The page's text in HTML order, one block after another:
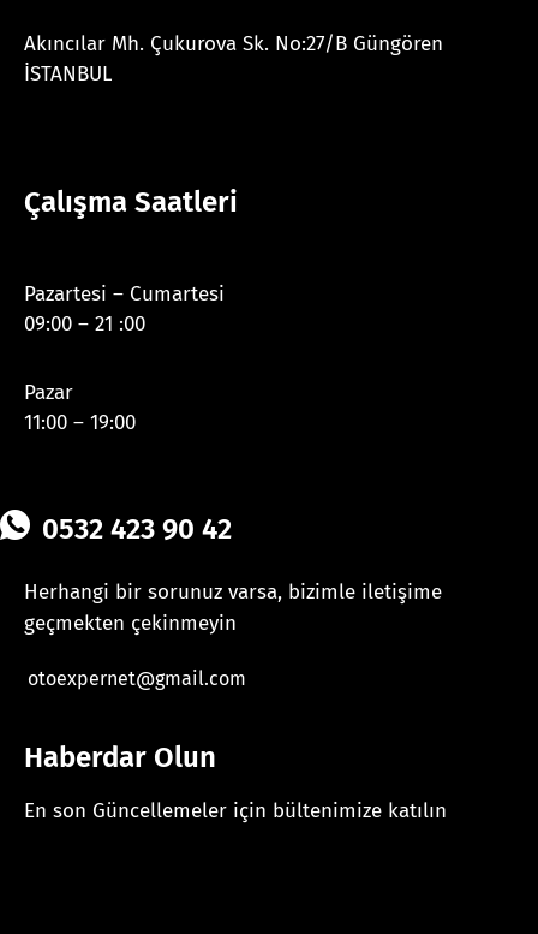
Akıncılar Mh. Çukurova Sk. No:27/B Güngören
İSTANBUL
Çalışma Saatleri
Pazartesi – Cumartesi
09:00 – 21 :00
Pazar
11:00 – 19:00
0532 423 90 42
Herhangi bir sorunuz varsa, bizimle iletişime
geçmekten çekinmeyin
otoexpernet@gmail.com
Haberdar Olun
En son Güncellemeler için bültenimize katılın